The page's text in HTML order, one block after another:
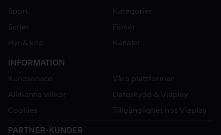
Sport
Kategorier
Serier
Filmer
Hyr & köp
Kanaler
INFORMATION
Kundservice
Våra plattformar
Allmänna villkor
Dataskydd & Viaplay
Cookies
Tillgänglighet hos Viaplay
PARTNER-KUNDER